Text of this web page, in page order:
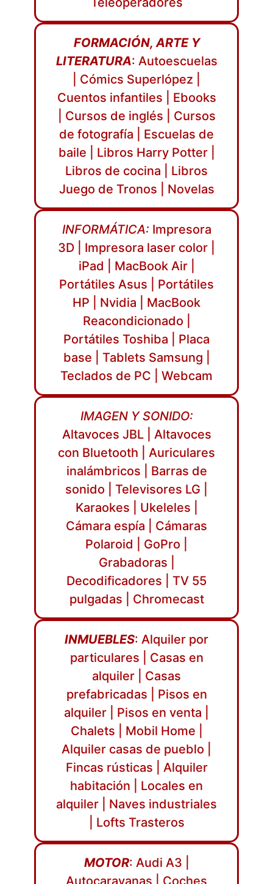
FORMACIÓN, ARTE Y
LITERATURA: Autoescuelas
| Cómics Superlópez |
Cuentos infantiles | Ebooks
| Cursos de inglés | Cursos
de fotografía | Escuelas de
baile | Libros Harry Potter |
Libros de cocina | Libros
Juego de Tronos | Novelas
INFORMÁTICA: Impresora
3D | Impresora laser color |
iPad | MacBook Air |
Portátiles Asus | Portátiles
HP | Nvidia | MacBook
Reacondicionado |
Portátiles Toshiba | Placa
base | Tablets Samsung |
Teclados de PC | Webcam
IMAGEN Y SONIDO:
Altavoces JBL | Altavoces
con Bluetooth | Auriculares
inalámbricos | Barras de
sonido | Televisores LG |
Karaokes | Ukeleles |
Cámara espía | Cámaras
Polaroid | GoPro |
Grabadoras |
Decodificadores | TV 55
pulgadas | Chromecast
INMUEBLES: Alquiler por
particulares | Casas en
alquiler | Casas
prefabricadas | Pisos en
alquiler | Pisos en venta |
Chalets | Mobil Home |
Alquiler casas de pueblo |
Fincas rústicas | Alquiler
habitación | Locales en
alquiler | Naves industriales
| Lofts Trasteros
MOTOR: Audi A3 |